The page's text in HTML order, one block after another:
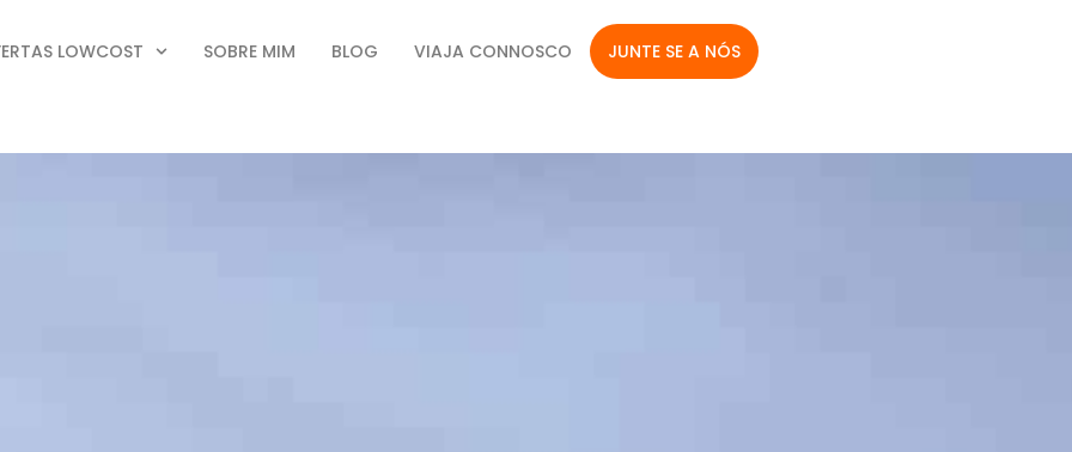
LOWCOST SOBRE MIM BLOG VIAJA CONNOSCO JUNTE SE A NÓS